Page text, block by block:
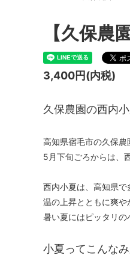
【久保
3,400円(内税)
久保農園の西内
高知県宿毛市の久保農
5月下旬ごろからは、
西内小夏は、高知県
温の上昇とともに爽や
暑い夏にはピッタリの
小夏ってこんなみ